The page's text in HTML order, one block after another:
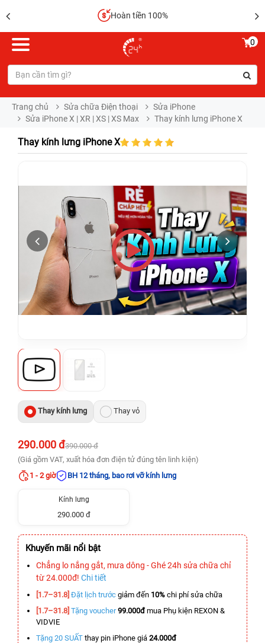
Hoàn tiền 100%
0
Trang chủ Sửa chữa Điện thoại
Sửa iPhone
Sửa iPhone X | XR | XS | XS Max
Thay kính lưng iPhone X
Thay kính lưng iPhone X
Thay kính lưng Thay vỏ
290.000 đ390.000 đ
(Giá gồm VAT, xuất hóa đơn điện tử đúng tên linh kiện)
1 - 2 giờ
BH 12 tháng, bao rơi vỡ kính lưng
Kính lưng
290.000 đ
Khuyến mãi nổi bật
Chẳng lo nắng gắt, mưa dông - Ghé 24h sửa chữa chỉ
từ 24.000đ! Chi tiết
[1.7–31.8] Đặt lịch trước giảm đến 10% chi phí sửa chữa
[1.7–31.8] Tặng voucher 99.000đmua Phụ kiện REXON &
VIDVIE
Tặng 20 SUẤT thay pin iPhone giá 24.000đ